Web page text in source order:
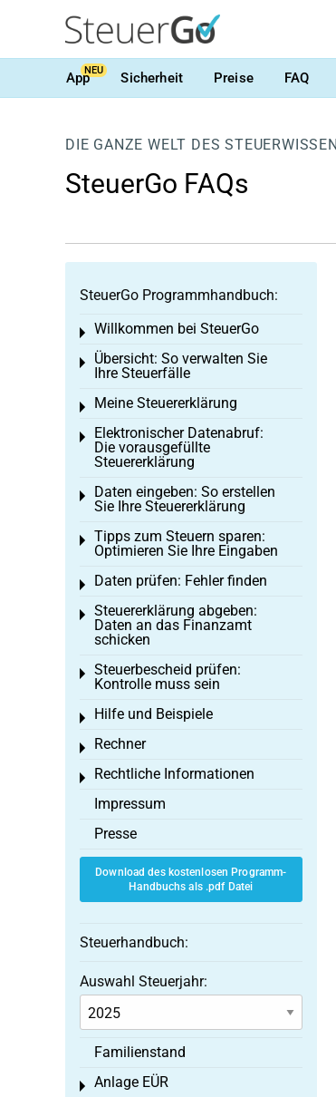
AppNEU Sicherheit Preise FAQ
DIE GANZE WELT DES
SteuerGo FAQs
SteuerGo Programmhandbuch:
Willkommen bei SteuerGo
Toggle menu
Übersicht: So verwalten Sie
Ihre Steuerfälle
Toggle menu
Meine Steuererklärung
Toggle menu
Elektronischer Datenabruf:
Die vorausgefüllte
Steuererklärung
Toggle menu
Daten eingeben: So erstellen
Sie Ihre Steuererklärung
Toggle menu
Tipps zum Steuern sparen:
Optimieren Sie Ihre Eingaben
Toggle menu
Daten prüfen: Fehler finden
Toggle menu
Steuererklärung abgeben:
Daten an das Finanzamt
schicken
Toggle menu
Steuerbescheid prüfen:
Kontrolle muss sein
Toggle menu
Hilfe und Beispiele
Toggle menu
Rechner
Toggle menu
Rechtliche Informationen
Toggle menu
Impressum
Presse
Download des kostenlosen Programm-
Handbuchs als .pdf Datei
Steuerhandbuch:
Auswahl Steuerjahr:
Familienstand
Anlage EÜR
Toggle menu